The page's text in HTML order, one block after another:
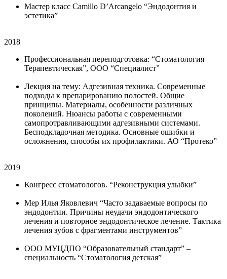
Мастер класс Camillo D’Arcangelo “Эндодонтия и
эстетика”
2018
Профессиональная переподготовка: “Стоматология
Терапевтическая”, ООО “Специалист”
Лекция на тему: Адгезивная техника. Современные
подходы к препарированию полостей. Общие
принципы. Материалы, особенности различных
поколений. Нюансы работы с современными
самопротравливающими адгезивными системами.
Бесподкладочная методика. Основные ошибки и
осложнения, способы их профилактики. АО “Протеко”
2019
Конгресс стоматологов. “Реконструкция улыбки”
Мер Илья Яковлевич “Часто задаваемые вопросы по
эндодонтии. Причины неудачи эндодонтического
лечения и повторное эндодонтическое лечение. Тактика
лечения зубов с фрагментами инструментов”
ООО МУЦДПО “Образовательный стандарт” –
специальность “Стоматология детская”